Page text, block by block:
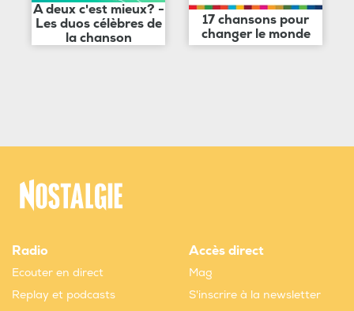
A deux c'est mieux? -
Les duos célèbres de
la chanson
17 chansons pour
changer le monde
Radio
Ecouter en direct
Replay et podcasts
Accès direct
Mag
S'inscrire à la newsletter